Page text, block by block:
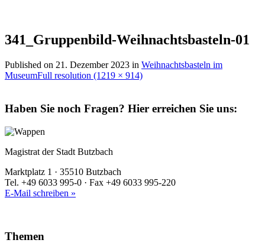
341_Gruppenbild-Weihnachtsbasteln-01
Published on 21. Dezember 2023 in Weihnachtsbasteln im
MuseumFull resolution (1219 × 914)
Haben Sie noch Fragen? Hier erreichen Sie uns:
Magistrat der Stadt Butzbach
Marktplatz 1 · 35510 Butzbach
Tel. +49 6033 995-0 · Fax +49 6033 995-220
E-Mail schreiben »
Themen